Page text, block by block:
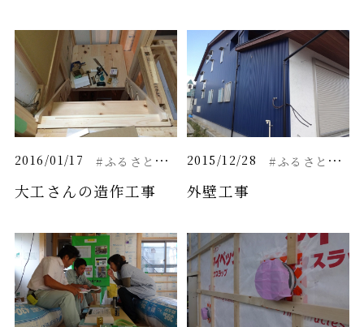
2016/01/17 #
ふるさとと繋がる家
大工さんの造作工事
2015/12/28 #
ふるさとと繋がる家
外壁工事